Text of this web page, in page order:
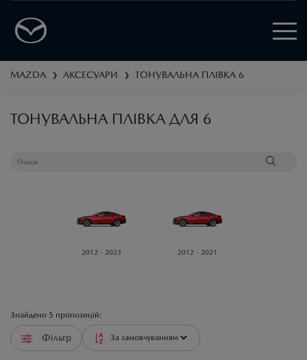
MAZDA ❯ АКСЕСУАРИ ❯ ТОНУВАЛЬНА ПЛІВКА 6
ТОНУВАЛЬНА ПЛІВКА ДЛЯ 6
2012 - 2023 2012 - 2021
Знайдено 5 пропозицій:
Фільтр